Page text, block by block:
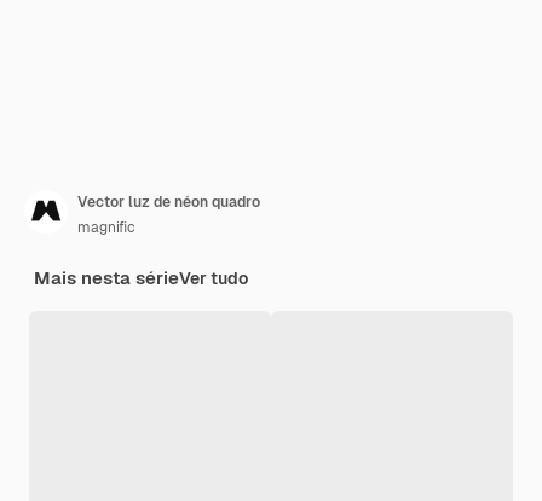
Vector luz de néon quadro
magnific
Mais nesta sérieVer tudo